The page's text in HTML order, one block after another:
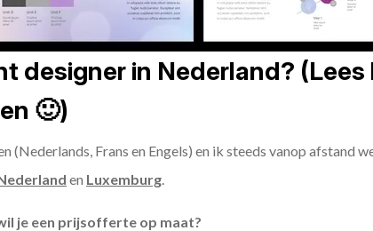
designer in Nederland?
🙂)
(Nederlands, Frans en Engels) en ik steeds vanop afstand
en Luxemburg.
je een prijsofferte op maat?